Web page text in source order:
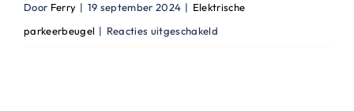
Service en onderhoud
Door Ferry | 19 september 2024 | Elektrische
parkeerbeugel | Reacties uitgeschakeldvoor